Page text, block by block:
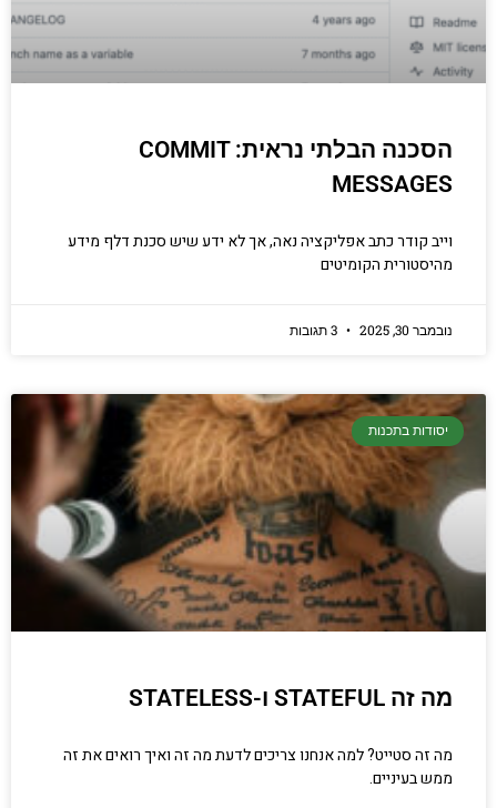
הסכנה הבלתי נראית: COMMIT
MESSAGES
וייב קודר כתב אפליקציה נאה, אך לא ידע שיש סכנת דלף מידע
מהיסטורית הקומיטים
נובמבר 30, 2025
יסודות בתכנות
מה זה STATEFUL ו-STATELESS
מה זה סטייט? למה אנחנו צריכים לדעת מה זה ואיך רואים את זה
ממש בעיניים.